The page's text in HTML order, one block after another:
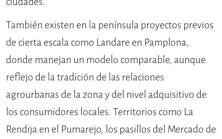
También existen en la península proyectos previos
de cierta escala como Landare en Pamplona,
donde manejan un modelo comparable, aunque
reflejo de la tradición de las relaciones
agrourbanas de la zona y del nivel adquisitivo de
los consumidores locales. Territorios como La
Rendija en el Pumarejo, los pasillos del Mercado de